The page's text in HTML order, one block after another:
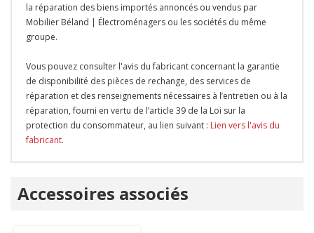
la réparation des biens importés annoncés ou vendus par
Mobilier Béland | Électroménagers ou les sociétés du même
groupe.
Vous pouvez consulter l'avis du fabricant concernant la garantie
de disponibilité des pièces de rechange, des services de
réparation et des renseignements nécessaires à l’entretien ou à la
réparation, fourni en vertu de l’article 39 de la Loi sur la
protection du consommateur, au lien suivant : Lien vers l'avis du
fabricant.
personnalisé
Accessoires associés